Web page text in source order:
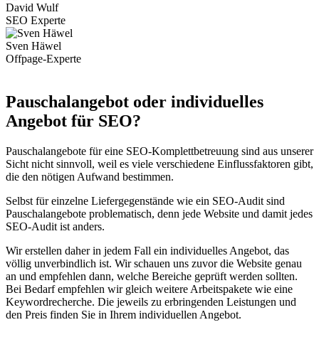
David Wulf
SEO Experte
Sven Häwel
Offpage-Experte
Pauschalangebot oder individuelles
Angebot für SEO?
Pauschalangebote für eine SEO-Komplettbetreuung sind aus unserer
Sicht nicht sinnvoll, weil es viele verschiedene Einflussfaktoren gibt,
die den nötigen Aufwand bestimmen.
Selbst für einzelne Liefergegenstände wie ein SEO-Audit sind
Pauschalangebote problematisch, denn jede Website und damit jedes
SEO-Audit ist anders.
Wir erstellen daher in jedem Fall ein individuelles Angebot, das
völlig unverbindlich ist. Wir schauen uns zuvor die Website genau
an und empfehlen dann, welche Bereiche geprüft werden sollten.
Bei Bedarf empfehlen wir gleich weitere Arbeitspakete wie eine
Keywordrecherche. Die jeweils zu erbringenden Leistungen und
den Preis finden Sie in Ihrem individuellen Angebot.